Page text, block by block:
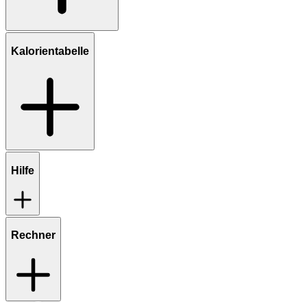
Kalorientabelle
Hilfe
Rechner